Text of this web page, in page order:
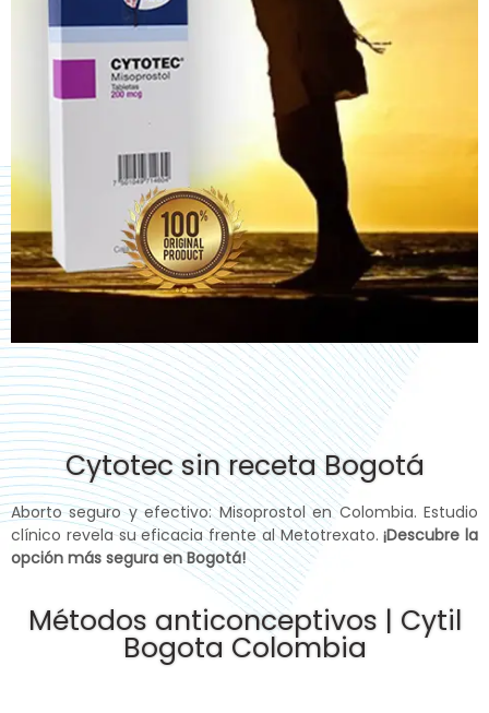
Cytotec sin receta Bogotá
Aborto seguro y efectivo: Misoprostol en Colombia. Estudio
clínico revela su eficacia frente al Metotrexato.¡Descubre la
opción más segura en Bogotá!
Métodos anticonceptivos | Cytil
Bogota Colombia